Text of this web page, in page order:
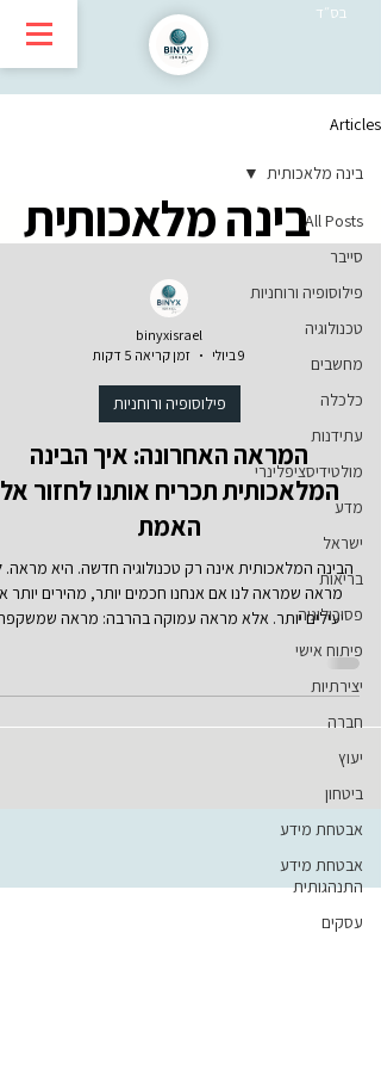
בס״ד
Articles
All Posts
סייבר
פילוסופיה ורוחניות
טכנולוגיה
מחשבים
כלכלה
עתידנות
מולטידיסציפלינרי
מדע
ישראל
בריאות
פסיכולוגיה
פיתוח אישי
יצירתיות
חברה
יעוץ
ביטחון
אבטחת מידע
אבטחת מידע
התנהגותית
עסקים
בינה מלאכותית
בינה מלאכותית
binyxisrael
9 ביולי
זמן קריאה 5 דקות
פילוסופיה ורוחניות
המראה האחרונה: איך הבינה
המלאכותית תכריח אותנו לחזור אל
האמת
הבינה המלאכותית אינה רק טכנולוגיה חדשה. היא מראה.
מראה שמראה לנו אם אנחנו חכמים יותר, מהירים יותר
יעילים יותר. אלא מראה עמוקה בהרבה: מראה
לחברה האנושית את דמותה הפנימית. את החכמה שלה
הבלבול שלה. את הרצון לדעת ואת הרצון להיראות
השאיפה לאמת ואת הפחד ממנה. אנחנו שואלים מה
המלאכותית יודעת על העולם. אבל אולי השאלה החשובה
לא נולדו בחלל ריק. הם למדו מן השפה שלנו, מן הספרים